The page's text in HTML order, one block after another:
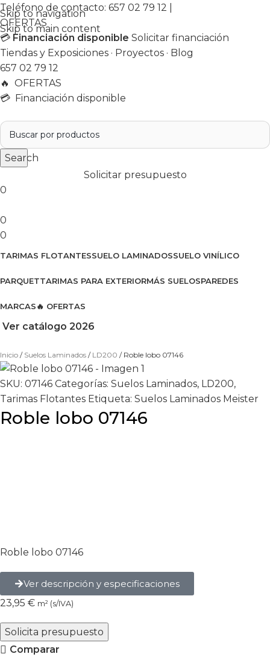
Skip to navigation
Skip to main content
Teléfono de contacto: 657 02 79 12
OFERTAS
💳 Financiación disponible Solicitar financiación
Tiendas y Exposiciones · Proyectos · Blog
657 02 79 12
🔥 OFERTAS
💳 Financiación disponible
Search
Solicitar presupuesto
0
0
0
TARIMAS FLOTANTESSUELO LAMINADOSSUELO VINÍLICO
PARQUETTARIMAS PARA EXTERIORMÁS SUELOSPAREDES
MARCAS🔥 OFERTAS
Ver catálogo 2026
Inicio Suelos Laminados LD200 Roble lobo 07146
SKU: 07146 Categorías: Suelos Laminados, LD200,
Tarimas Flotantes Etiqueta: Suelos Laminados Meister
Roble lobo 07146
Roble lobo 07146
Ver descripción y especificaciones
23,95 € m² (s/IVA)
Solicita presupuesto
Comparar